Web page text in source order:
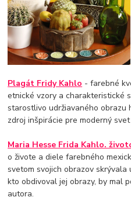
Plagát Fridy Kahlo - farebné
etnické vzory a charakteristické
starostlivo udržiavaného obrazu
zdroj inšpirácie pre moderný
Maria Hesse Frida Kahlo.
o živote a diele farebného
svetom svojich obrazov skrývala
kto obdivoval jej obrazy, by mal
autora.